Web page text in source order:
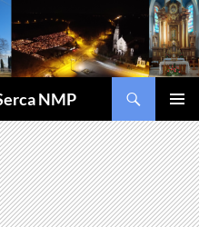
NMP
MENU